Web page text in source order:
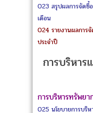
O23 สรุปผลการจัดซื้
เดือน
O24 รายงานผลการ
ประจำปี
การบริหา
การบริหารทรัพย
O25 นโยบายการบริ